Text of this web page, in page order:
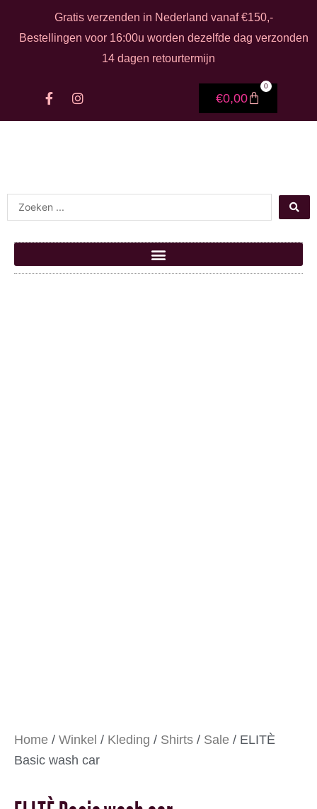
Ga naar de inhoud
Gratis verzenden in Nederland vanaf €150,-
Bestellingen voor 16:00u worden dezelfde dag verzonden
14 dagen retourtermijn
F
a
-
f
I
n
m
€0,00
0
Search ...
Home / Winkel / Kleding / Shirts / Sale / ELITÈ
Basic wash car